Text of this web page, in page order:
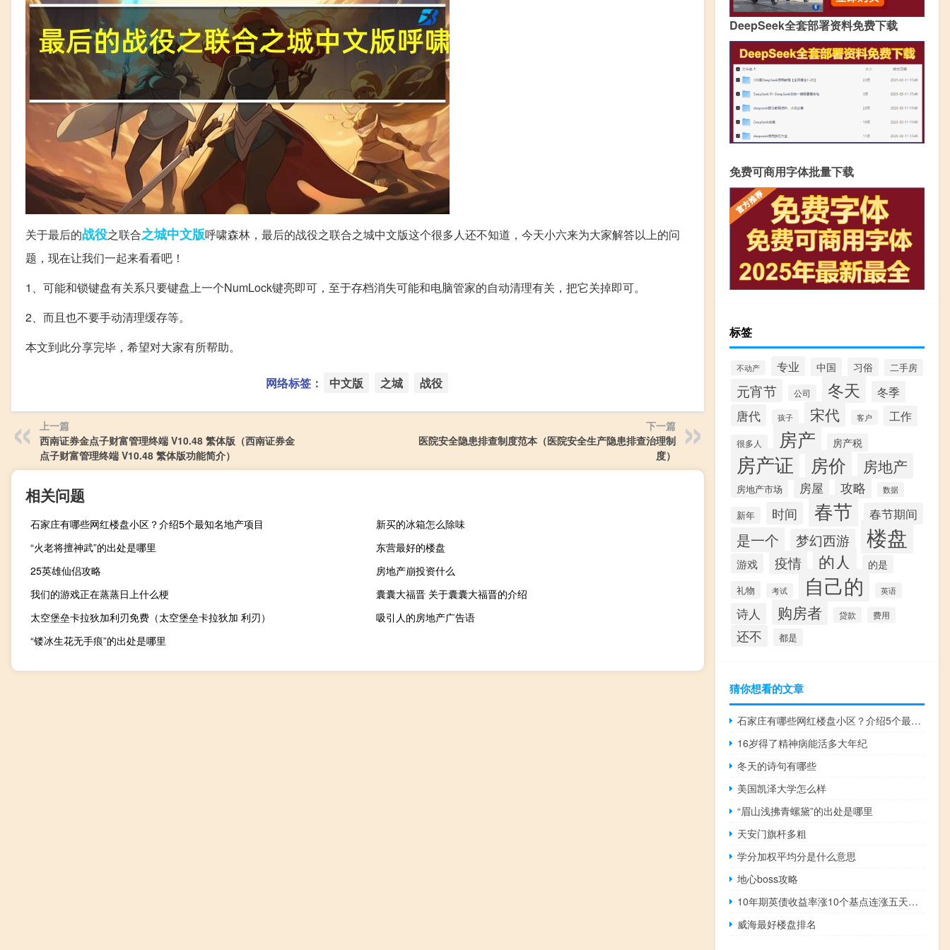
关于最后的战役之联合之城中文版呼啸森林，最后的战役之联合之城中文版这个很多人还不知道，今天小六来为大家解答以上的问
题，现在让我们一起来看看吧！
1、可能和锁键盘有关系只要键盘上一个NumLock键亮即可，至于存档消失可能和电脑管家的自动清理有关，把它关掉即可。
2、而且也不要手动清理缓存等。
本文到此分享完毕，希望对大家有所帮助。
网络标签： 中文版 之城 战役
上一篇
西南证券金点子财富管理终端 V10.48 繁体版（西南证券金
点子财富管理终端 V10.48 繁体版功能简介）
下一篇
医院安全隐患排查制度范本（医院安全生产隐患排查治理制
度）
相关问题
石家庄有哪些网红楼盘小区？介绍5个最知名地产项目
新买的冰箱怎么除味
“火老将擅神武”的出处是哪里
东营最好的楼盘
25英雄仙侣攻略
房地产崩投资什么
我们的游戏正在蒸蒸日上什么梗
囊囊大福晋 关于囊囊大福晋的介绍
太空堡垒卡拉狄加利刃免费（太空堡垒卡拉狄加 利刃）
吸引人的房地产广告语
“镂冰生花无手痕”的出处是哪里
DeepSeek全套部署资料免费下载
免费可商用字体批量下载
标签
不动产 专业 中国 习俗 二手房
元宵节 公司 冬天 冬季
唐代 孩子 宋代 客户 工作
很多人 房产 房产税
房产证 房价 房地产
房地产市场 房屋 攻略 数据
新年 时间 春节 春节期间
是一个 梦幻西游 楼盘
游戏 疫情 的人 的是
礼物 考试 自己的 英语
诗人 购房者 贷款 费用
还不 都是
猜你想看的文章
石家庄有哪些网红楼盘小区？介绍5个最知名地产项目
16岁得了精神病能活多大年纪
冬天的诗句有哪些
美国凯泽大学怎么样
“眉山浅拂青螺黛”的出处是哪里
天安门旗杆多粗
学分加权平均分是什么意思
地心boss攻略
10年期英债收益率涨10个基点连涨五天货币市场加大对英国央行加息前景的押注
威海最好楼盘排名